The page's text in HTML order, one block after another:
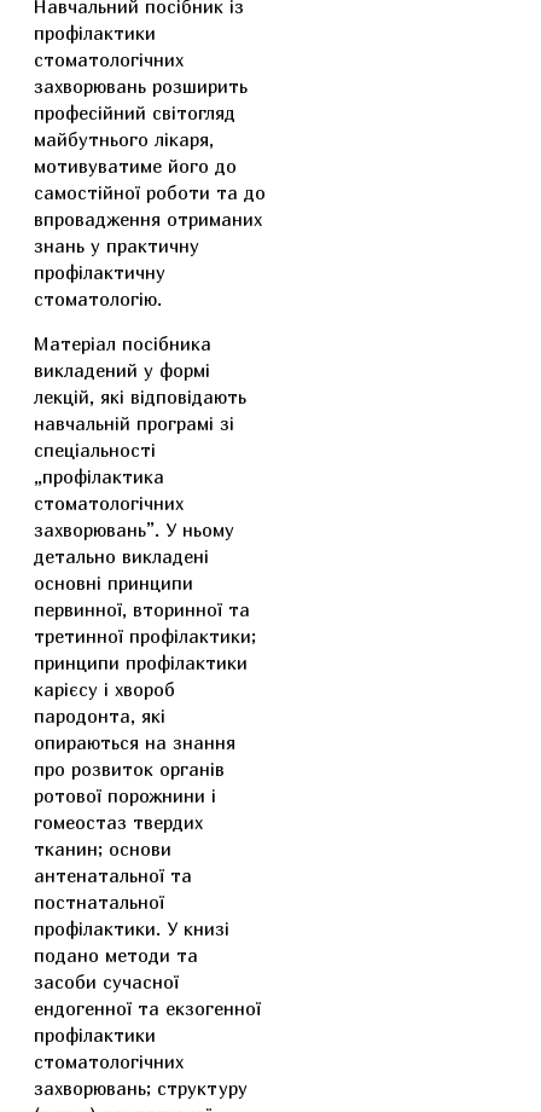
Навчальний посібник із
профілактики
стоматологічних
захворювань розширить
професійний світогляд
майбутнього лікаря,
мотивуватиме його до
самостійної роботи та до
впровадження отриманих
знань у практичну
профілактичну
стоматологію.
Матеріал посібника
викладений у формі
лекцій, які відповідають
навчальній програмі зі
спеціальності
„профілактика
стоматологічних
захворювань”. У ньому
детально викладені
основні принципи
первинної, вторинної та
третинної профілактики;
принципи профілактики
карієсу і хвороб
пародонта, які
опираються на знання
про розвиток органів
ротової порожнини і
гомеостаз твердих
тканин; основи
антенатальної та
постнатальної
профілактики. У книзі
подано методи та
засоби сучасної
ендогенної та екзогенної
профілактики
стоматологічних
захворювань; структуру